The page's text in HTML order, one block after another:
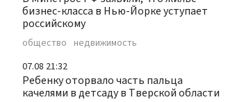
бизнес-класса в Нью-Йорке уступает
российскому
общество недвижимость
07.08 21:32
Ребенку оторвало часть пальца
качелями в детсаду в Тверской области